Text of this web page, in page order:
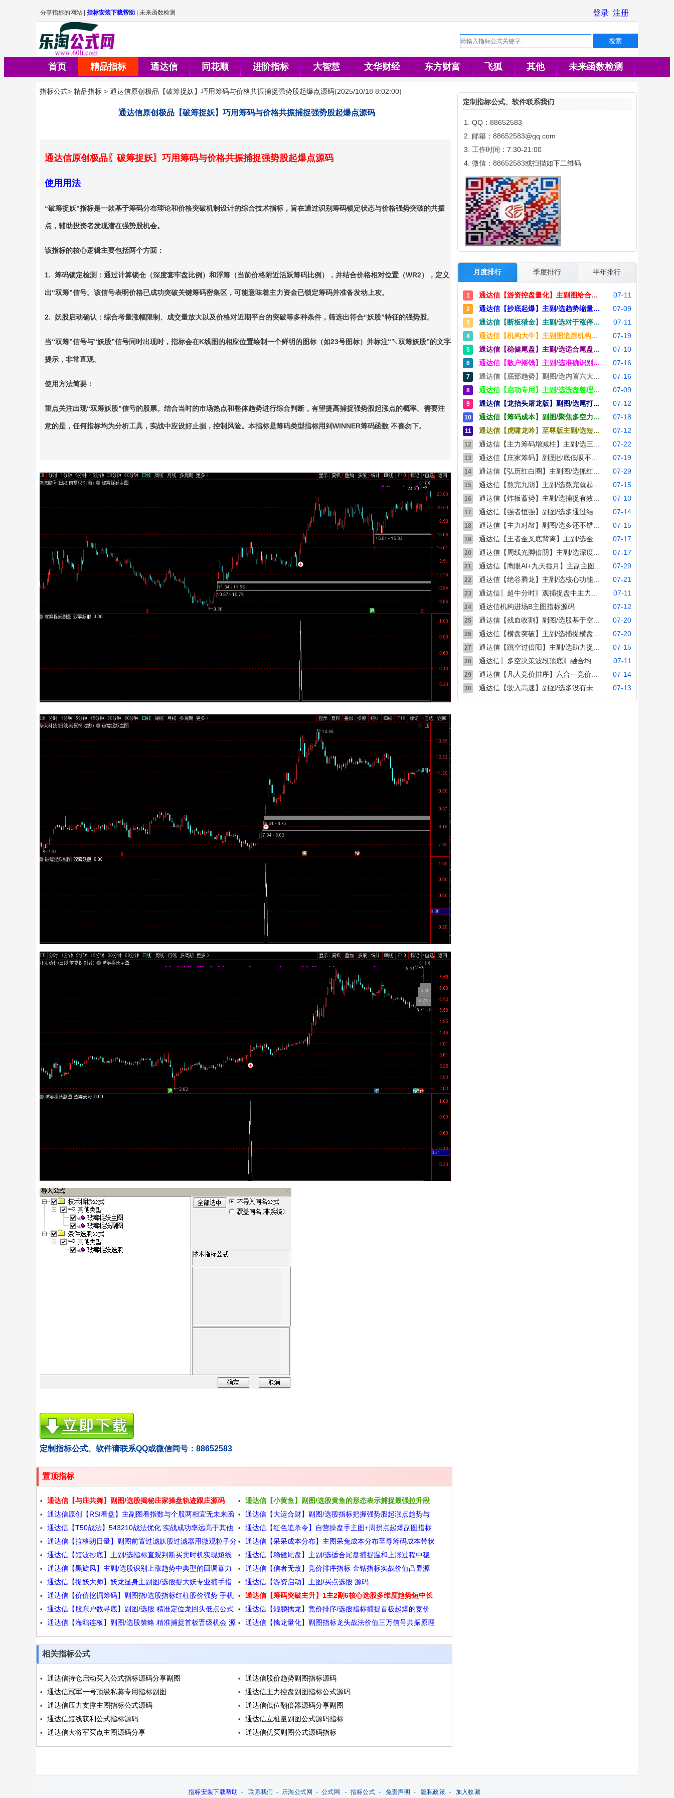
首页 精品指标 通达信 同花顺 进阶指标 大智慧 文华财经 东方财富 飞狐 其他 未来函数检测
指标公式> 精品指标 > 通达信原创极品【破筹捉妖】巧用筹码与价格共振捕捉强势股起爆点源码(2025/10/18 8:02:00)
通达信原创极品【破筹捉妖】巧用筹码与价格共振捕捉强势股起爆点源码
通达信原创极品〖破筹捉妖〗巧用筹码与价格共振捕捉强势股起爆点源码
使用用法
“破筹捉妖”指标是一款基于筹码分布理论和价格突破机制设计的综合技术指标，旨在通过识别筹码锁定状态与价格强势突破的共振
点，辅助投资者发现潜在强势股机会。
该指标的核心逻辑主要包括两个方面：
1. 筹码锁定检测：通过计算锁仓（深度套牢盘比例）和浮筹（当前价格附近活跃筹码比例），并结合价格相对位置（WR2），定义
出“双筹”信号。该信号表明价格已成功突破关键筹码密集区，可能意味着主力资金已锁定筹码并准备发动上攻。
2. 妖股启动确认：综合考量涨幅限制、成交量放大以及价格对近期平台的突破等多种条件，筛选出符合“妖股”特征的强势股。
当“双筹”信号与“妖股”信号同时出现时，指标会在K线图的相应位置绘制一个鲜明的图标（如23号图标）并标注“↖双筹妖股”的文字
提示，非常直观。
使用方法简要：
重点关注出现“双筹妖股”信号的股票。结合当时的市场热点和整体趋势进行综合判断，有望提高捕捉强势股起涨点的概率。需要注
意的是，任何指标均为分析工具，实战中应设好止损，控制风险。本指标是筹码类型指标用到WINNER筹码函数 不喜勿下。
定制指标公式、软件请联系QQ或微信同号：88652583
置顶指标
通达信【与庄共舞】副图/选股揭秘庄家操盘轨迹跟庄源码 通达信【小黄鱼】副图/选股黄鱼的形态表示捕捉最强拉升段
源码
通达信原创【RSI看盘】主副图看指数与个股两相宜无未来函
数源码
通达信【大运合财】副图/选股指标把握强势股起涨点趋势与
动量的多维验证源码
通达信【T50战法】543210战法优化 实战成功率远高于其他
版本源码
通达信【红色追杀令】自营操盘手主图+周拐点起爆副图指标
源码
通达信【拉格朗日量】副图前置过滤妖股过滤器用微观粒子分
支选股源码
通达信【呆呆成本分布】主图呆兔成本分布至尊筹码成本带状
锁定主力筹码高低点源码
通达信【短波抄底】主副/选指标直观判断买卖时机实现短线
精准抄底源码
通达信【稳健尾盘】主副/选适合尾盘捕捉温和上涨过程中稳
健介入机会源码
通达信【黑旋风】主副/选股识别上涨趋势中典型的回调蓄力
结构源码
通达信【信者无敌】竞价排序指标 金钻指标实战价值凸显源
码
通达信【捉妖大师】妖龙显身主副图/选股捉大妖专业捕手指
标源码
通达信【游资启动】主图/买点选股 源码
通达信【价值挖掘筹码】副图指/选股指标红柱股价强势 手机
电脑通用无未来函数
通达信【筹码突破主升】1主2副6核心选股多维度趋势短中长
线多方位跟踪系统源码
通达信【股东户数寻底】副图/选股 精准定位龙回头低点公式
源码
通达信【鲲鹏擒龙】竞价排序/选股指标捕捉首板起爆的竞价
擒龙术源码
通达信【海鸥连板】副图/选股策略 精准捕捉首板晋级机会 源
码
通达信【擒龙量化】副图指标龙头战法价值三万信号共振原理
源码
相关指标公式
通达信持仓启动买入公式指标源码分享副图
通达信股价趋势副图指标源码
通达信冠军一号顶级私募专用指标副图
通达信主力控盘副图指标公式源码
通达信压力支撑主图指标公式源码
通达信低位翻倍器源码分享副图
通达信短线获利公式指标源码
通达信立桩量副图公式源码指标
通达信大将军买点主图源码分享
通达信优买副图公式源码指标
定制指标公式、软件联系我们
QQ：88652583
邮箱：88652583@qq.com
工作时间：7:30-21:00
微信：88652583或扫描如下二维码
月度排行 季度排行 半年排行
1 通达信【游资控盘量化】主副图给合... 07-11
2 通达信【抄底起爆】主副/选趋势缩量... 07-09
3 通达信【断板猎金】主副/选对于涨停... 07-11
4 通达信【机构大牛】主副图追踪机构... 07-19
5 通达信【稳健尾盘】主副/选适合尾盘... 07-10
6 通达信【散户摇钱】主副/选准确识别... 07-16
7 通达信【底部趋势】副图/选内置六大... 07-16
8 通达信【启动专用】主副/选洗盘整理... 07-09
9 通达信【龙抬头屠龙版】副图/选尾打... 07-12
10 通达信【筹码成本】副图/聚焦多空力... 07-18
11 通达信【虎啸龙吟】至尊版主副/选短... 07-12
12 通达信【主力筹码增减柱】主副/选三... 07-22
13 通达信【庄家筹码】副图抄底低吸不... 07-19
14 通达信【弘历红白圈】主副图/选抓红... 07-29
15 通达信【熬完九阴】主副/选熬完就起... 07-15
16 通达信【炸板蓄势】主副/选捕捉有效... 07-10
17 通达信【强者恒强】副图/选多通过结... 07-14
18 通达信【主力对敲】副图/选多还不错... 07-15
19 通达信【王者金叉底背离】主副/选金... 07-17
20 通达信【周线光脚倍阴】主副/选深度... 07-17
21 通达信【鹰眼AI+九天揽月】主副主图... 07-29
22 通达信【绝谷腾龙】主副/选核心功能... 07-21
23 通达信〖超牛分时〗观捕捉盘中主力... 07-11
24 通达信机构进场B主图指标源码 07-12
25 通达信【残血收割】副图/选股基于空... 07-20
26 通达信【横盘突破】主副/选捕捉横盘... 07-20
27 通达信【跳空过倍阳】主副/选助力捉... 07-15
28 通达信〖多空决策波段顶底〗融合均... 07-11
29 通达信【凡人竞价排序】六合一竞价... 07-14
30 通达信【驶入高速】副图/选多没有未... 07-13
指标安装下载帮助 -联系我们 - 乐淘公式网 -公式网 - 指标公式- 免责声明 - 隐私政策- 加入收藏